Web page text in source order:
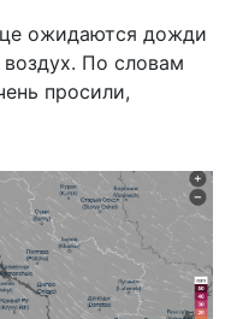
ожидаются дожди
По словам
просили,